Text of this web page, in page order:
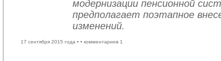
модернизации пенсионной
предполагает поэтапное
изменений.
17 сентября 2015 года • • комментариев 1